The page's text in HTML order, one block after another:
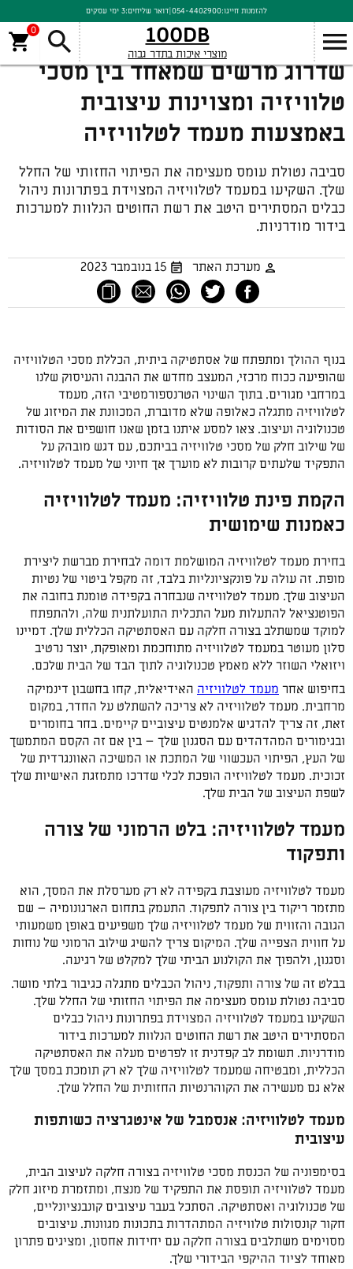
להזמנות חייגו:054-4402900
|דואר שליחים:3 ימי עסקים
100DB
מוצרי איכות בתדר גבוה
0
שדרוג מרשים שמאחד בין מסכי
טלוויזיה ומצוינות עיצובית
באמצעות מעמד לטלוויזיה
סביבה נטולת עומס מעצימה את הפיתוי החזותי של החלל
שלך. השקיעו במעמד לטלוויזיה המצוידת בפתרונות ניהול
כבלים המסתירים היטב את רשת החוטים הנלוות למערכות
בידור מודרניות.
מערכת האתר 15 בנובמבר 2023
בנוף ההולך ומתפתח של אסתטיקה ביתית, הכללת מסכי הטלוויזיה
שהופיעה ככוח מרכזי, המעצב מחדש את ההבנה והעיסוק שלנו
במרחבי מגורים. בתוך השינוי הטרנספורמטיבי הזה, מעמד
לטלוויזיה מתגלה כאלופה שלא מדוברת, המכוונת את המיזוג של
טכנולוגיה ועיצוב. צאו למסע איתנו בזמן שאנו חושפים את הסודות
של שילוב חלק של מסכי טלוויזיה בביתכם, עם דגש מובהק על
התפקיד שלעתים קרובות לא מוערך אך חיוני של מעמד לטלוויזיה.
הקמת פינת טלוויזיה: מעמד לטלוויזיה
כאמנות שימושית
בחירת מעמד לטלוויזיה המושלמת דומה לבחירת מברשת ליצירת
מופת. זה עולה על פונקציונליות בלבד, זה מקפל ביטוי של נטיות
העיצוב שלך. מעמד לטלוויזיה שנבחרה בקפידה טומנת בחובה את
הפוטנציאל להתעלות מעל התכלית התועלתנית שלה, ולהתפתח
למוקד שמשתלב בצורה חלקה עם האסתטיקה הכללית שלך. דמיינו
סלון מעוטר במעמד לטלוויזיה מתוחכמת ומאופקת, יוצר נרטיב
ויזואלי השוזר ללא מאמץ טכנולוגיה לתוך הבד של הבית שלכם.
בחיפוש אחר מעמד לטלוויזיה האידיאלית, קחו בחשבון דינמיקה
מרחבית. מעמד לטלוויזיה לא צריכה להשתלט על החדר, במקום
זאת, זה צריך להדגיש אלמנטים עיצוביים קיימים. בחר בחומרים
ובגימורים המהדהדים עם הסגנון שלך – בין אם זה הקסם המתמשך
של העץ, הפיתוי העכשווי של המתכת או המשיכה האוונגרדית של
זכוכית. מעמד לטלוויזיה הופכת לכלי שדרכו מתמזגת האישיות שלך
לשפת העיצוב של הבית שלך.
מעמד לטלוויזיה: בלט הרמוני של צורה
ותפקוד
מעמד לטלוויזיה מעוצבת בקפידה לא רק מערסלת את המסך, הוא
מתזמר ריקוד בין צורה לתפקוד. התעמק בתחום הארגונומיה – שם
הגובה והזווית של מעמד לטלוויזיה שלך משפיעים באופן משמעותי
על חווית הצפייה שלך. המיקום צריך להשיג שילוב הרמוני של נוחות
וסגנון, ולהפוך את הקולנוע הביתי שלך למקלט של רגיעה.
בבלט זה של צורה ותפקוד, ניהול הכבלים מתגלה כגיבור בלתי מושר.
סביבה נטולת עומס מעצימה את הפיתוי החזותי של החלל שלך.
השקיעו במעמד לטלוויזיה המצוידת בפתרונות ניהול כבלים
המסתירים היטב את רשת החוטים הנלוות למערכות בידור
מודרניות. תשומת לב קפדנית זו לפרטים מעלה את האסתטיקה
הכללית, ומבטיחה שמעמד לטלוויזיה שלך לא רק תומכת במסך שלך
אלא גם מעשירה את הקוהרנטיות החזותית של החלל שלך.
מעמד לטלוויזיה: אנסמבל של אינטגרציה כשותפות
עיצובית
בסימפוניה של הכנסת מסכי טלוויזיה בצורה חלקה לעיצוב הבית,
מעמד לטלוויזיה תופסת את התפקיד של מנצח, ומתזמרת מיזוג חלק
של טכנולוגיה ואסתטיקה. הסתכל בעבר עיצובים קונבנציונליים,
חקור קונסולות טלוויזיה המתהדרות בתכונות מגוונות. עיצובים
מסוימים משתלבים בצורה חלקה עם יחידות אחסון, ומציגים פתרון
מאוחד לציוד ההיקפי הבידורי שלך.